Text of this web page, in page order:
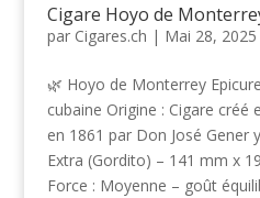
Cigare Hoyo de
par Cigares.ch | Mai 28, 2025
🌿 Hoyo de Monterrey
cubaine Origine : Cigare créé
en 1861 par Don José Gener
Extra (Gordito) – 141 mm x
Force : Moyenne – goût